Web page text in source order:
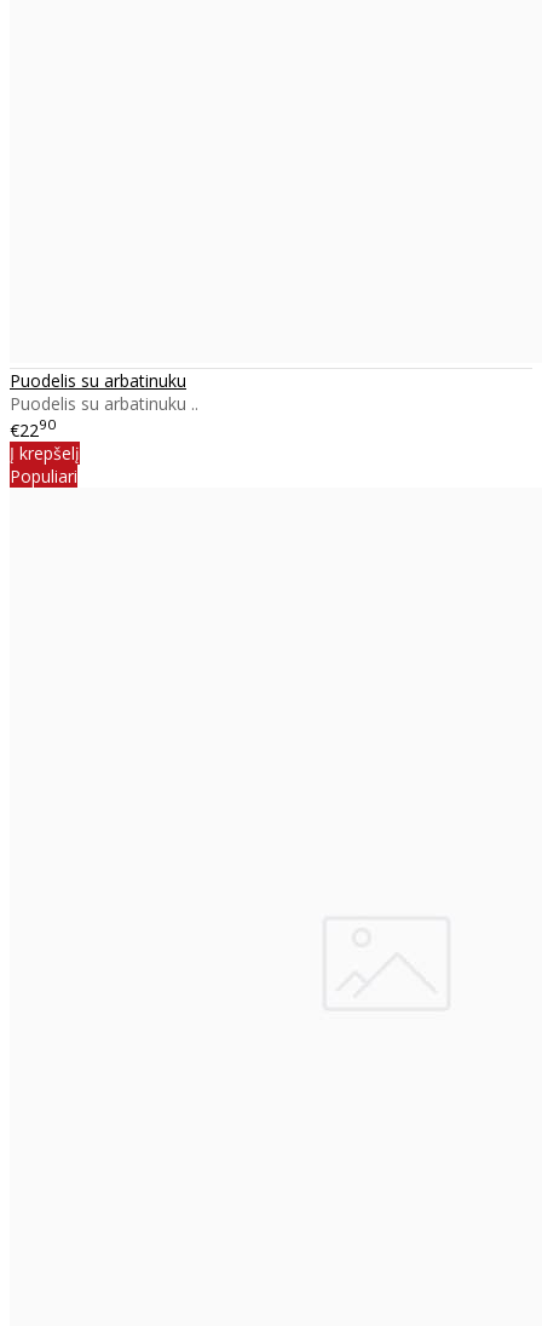
Puodelis su arbatinuku
Puodelis su arbatinuku ..
€2290
Į krepšelį
Populiari